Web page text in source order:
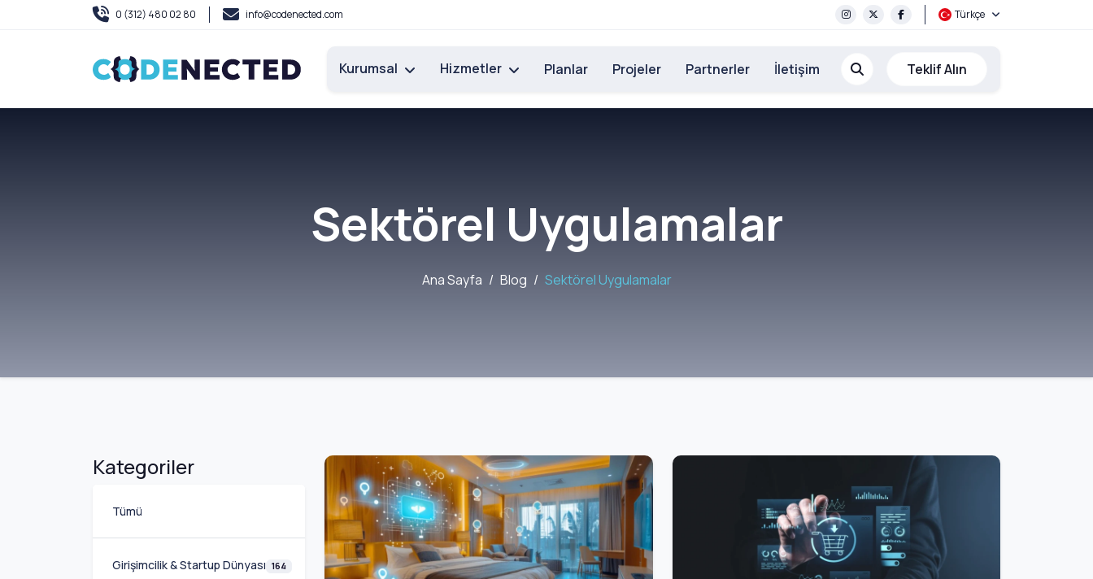
0 (312) 480 02 80 info@codenected.com Türkçe
Kurumsal Hizmetler Planlar Projeler Partnerler İletişim Teklif Alın
Sektörel Uygulamalar
Ana Sayfa Blog Sektörel Uygulamalar
Kategoriler
Tümü
Girişimcilik & Startup Dünyası 164